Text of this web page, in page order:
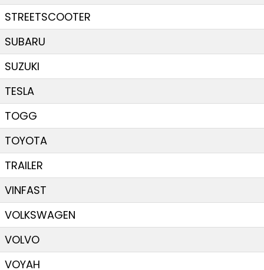
STREETSCOOTER
SUBARU
SUZUKI
TESLA
TOGG
TOYOTA
TRAILER
VINFAST
VOLKSWAGEN
VOLVO
VOYAH